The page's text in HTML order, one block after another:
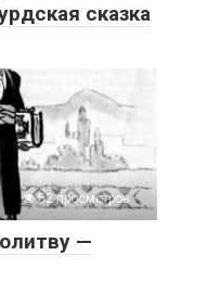
сказка
52 просмотров
—